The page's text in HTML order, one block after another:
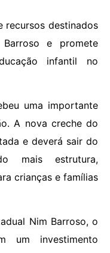
recursos destinados
e promete
infantil no
uma importante
A nova creche do
e deverá sair do
mais estrutura,
crianças e famílias
Nim Barroso, o
um investimento